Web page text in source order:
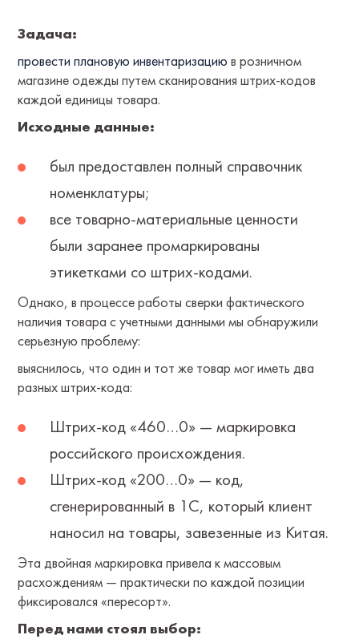
Задача:
провести плановую инвентаризацию в розничном
магазине одежды путем сканирования штрих-кодов
каждой единицы товара.
Исходные данные:
был предоставлен полный справочник
номенклатуры;
все товарно-материальные ценности
были заранее промаркированы
этикетками со штрих-кодами.
Однако, в процессе работы сверки фактического
наличия товара с учетными данными мы обнаружили
серьезную проблему:
выяснилось, что один и тот же товар мог иметь два
разных штрих-кода:
⁠Штрих-код «460…0» — маркировка
российского происхождения.
⁠Штрих-код «200…0» — код,
сгенерированный в 1С, который клиент
наносил на товары, завезенные из Китая.
Эта двойная маркировка привела к массовым
расхождениям — практически по каждой позиции
фиксировался «пересорт».
Перед нами стоял выбор: